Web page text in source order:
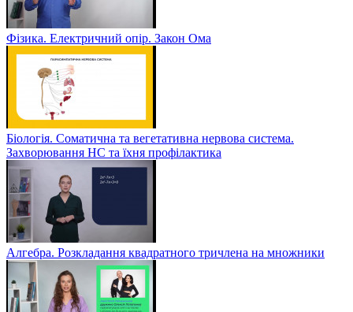
Фізика. Електричний опір. Закон Ома
Біологія. Соматична та вегетативна нервова система.
Захворювання НС та їхня профілактика
Алгебра. Розкладання квадратного тричлена на множники